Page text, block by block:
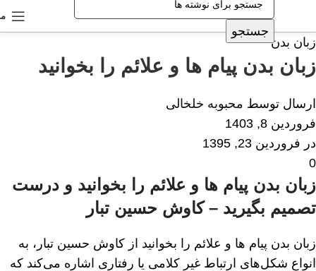
جستجو
زبان بدن
زبان بدن پیام ها و علائم را بخوانید
ارسال توسط محبوبه خلخالی
فروردین 8, 1403
در فروردین 23, 1395
0
زبان بدن پیام ها و علائم را بخوانید و درست
تصمیم بگیرید – کاوش حسین تبار
زبان بدن پیام ها و علائم را بخوانید از کاوش حسین تبار، به
انواع شکل‌های ارتباط غیر کلامی یا رفتاری اشاره می‌کند که